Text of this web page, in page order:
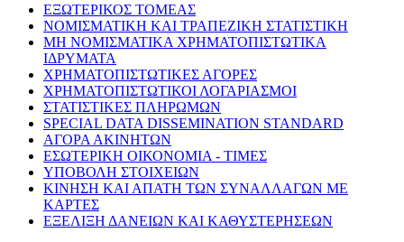
ΕΞΩΤΕΡΙΚΟΣ ΤΟΜΕΑΣ
ΝΟΜΙΣΜΑΤΙΚΗ ΚΑΙ ΤΡΑΠΕΖΙΚΗ ΣΤΑΤΙΣΤΙΚΗ
ΜΗ ΝΟΜΙΣΜΑΤΙΚΑ ΧΡΗΜΑΤΟΠΙΣΤΩΤΙΚΑ
ΙΔΡΥΜΑΤΑ
ΧΡΗΜΑΤΟΠΙΣΤΩΤΙΚΕΣ ΑΓΟΡΕΣ
ΧΡΗΜΑΤΟΠΙΣΤΩΤΙΚΟΙ ΛΟΓΑΡΙΑΣΜΟΙ
ΣΤΑΤΙΣΤΙΚΕΣ ΠΛΗΡΩΜΩΝ
SPECIAL DATA DISSEMINATION STANDARD
ΑΓΟΡΑ ΑΚΙΝΗΤΩΝ
ΕΣΩΤΕΡΙΚΗ ΟΙΚΟΝΟΜΙΑ - ΤΙΜΕΣ
ΥΠΟΒΟΛΗ ΣΤΟΙΧΕΙΩΝ
ΚΙΝΗΣΗ ΚΑΙ ΑΠΑΤΗ ΤΩΝ ΣΥΝΑΛΛΑΓΩΝ ΜΕ
ΚΑΡΤΕΣ
ΕΞΕΛΙΞΗ ΔΑΝΕΙΩΝ ΚΑΙ ΚΑΘΥΣΤΕΡΗΣΕΩΝ